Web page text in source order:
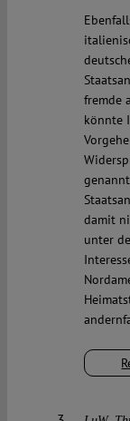
fremde
könnte
damit
unter